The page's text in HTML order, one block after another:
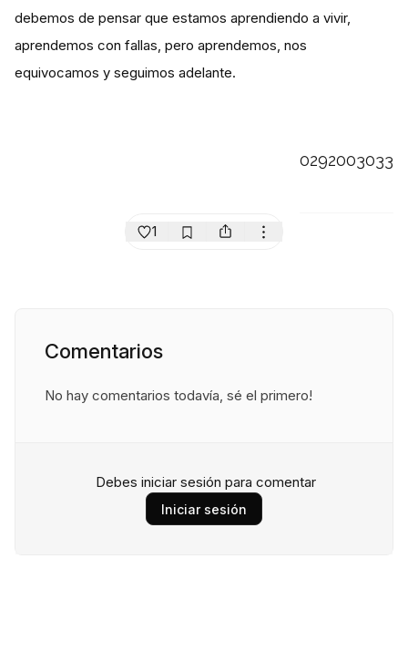
debemos de pensar que estamos aprendiendo a vivir,
aprendemos con fallas, pero aprendemos, nos
equivocamos y seguimos adelante.
0292003033
1
Comentarios
No hay comentarios todavía, sé el primero!
Debes iniciar sesión para comentar
Iniciar sesión